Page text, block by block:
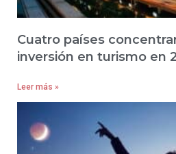
Cuatro países
inversión en turismo en
Leer más »